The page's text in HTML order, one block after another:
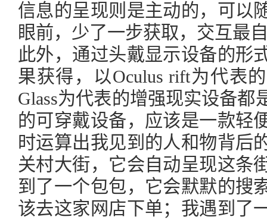
信息的呈现则是主动的，可以
眼前，少了一步获取，交互最
此外，通过头戴显示设备的形
果获得，以Oculus rift为代表
Glass为代表的增强现实设备
的可穿戴设备，应该是一款轻
时运算出我见到的人和物背后
关村大街，它会自动呈现这条
到了一个包包，它会默默的搜
该去这家网店下单；我遇到了